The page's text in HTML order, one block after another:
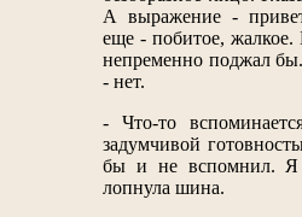
А выражение -
еще - побитое,
непременно поджал
- нет.
- Что-то
задумчивой
бы и не вспомнил. Я
лопнула шина.